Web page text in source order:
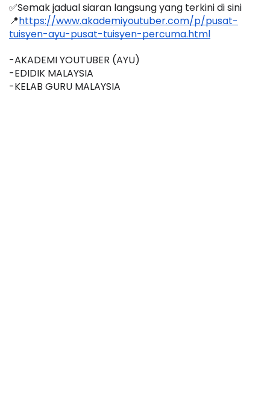
✅Semak jadual siaran langsung yang terkini di sini
📍https://www.akademiyoutuber.com/p/pusat-
tuisyen-ayu-pusat-tuisyen-percuma.html
-AKADEMI YOUTUBER (AYU)
-EDIDIK MALAYSIA
-KELAB GURU MALAYSIA